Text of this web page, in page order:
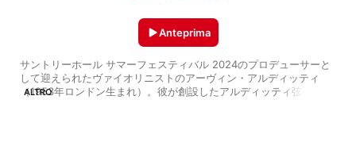
サントリーホール サマーフェスティバル 2024のプロデューサーと
して迎えられたヴァイオリニストのアーヴィン・アルディッティ
（1953年ロンドン生まれ）。彼が創設したアルディッティ弦楽四重
ALTRO
Anteprima